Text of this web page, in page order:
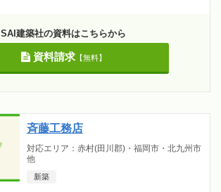
SAI建築社の資料はこちらから
資料請求【無料】
斉藤工務店
対応エリア：赤村(田川郡)・福岡市・北九州市
他
新築